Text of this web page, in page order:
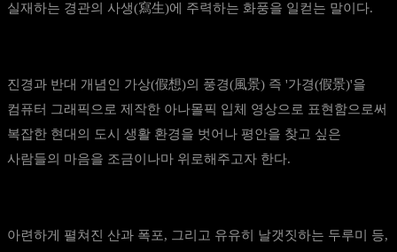
실재하는 경관의 사생(寫生)에 주력하는 화풍을 일컫는 말이다.
진경과 반대 개념인 가상(假想)의 풍경(風景) 즉 '가경(假景)'을
컴퓨터 그래픽으로 제작한 아나몰픽 입체 영상으로 표현함으로써
복잡한 현대의 도시 생활 환경을 벗어나 평안을 찾고 싶은
사람들의 마음을 조금이나마 위로해주고자 한다.
아련하게 펼쳐진 산과 폭포, 그리고 유유히 날갯짓하는 두루미 등,